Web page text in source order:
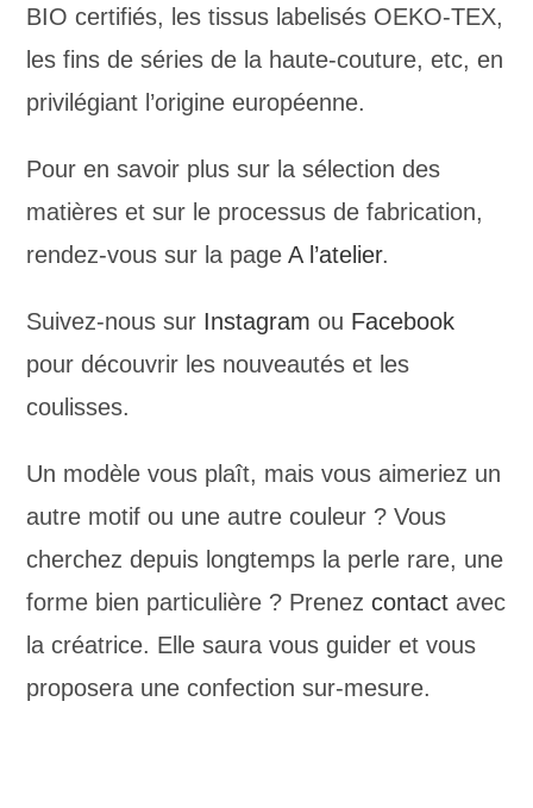
BIO certifiés, les tissus labelisés OEKO-TEX,
les fins de séries de la haute-couture, etc, en
privilégiant l’origine européenne.
Pour en savoir plus sur la sélection des
matières et sur le processus de fabrication,
rendez-vous sur la pageA l’atelier.
Suivez-nous sur Instagram ou Facebook
pour découvrir les nouveautés et les
coulisses.
Un modèle vous plaît, mais vous aimeriez un
autre motif ou une autre couleur ? Vous
cherchez depuis longtemps la perle rare, une
forme bien particulière ? Prenezcontact avec
la créatrice. Elle saura vous guider et vous
proposera une confection sur-mesure.